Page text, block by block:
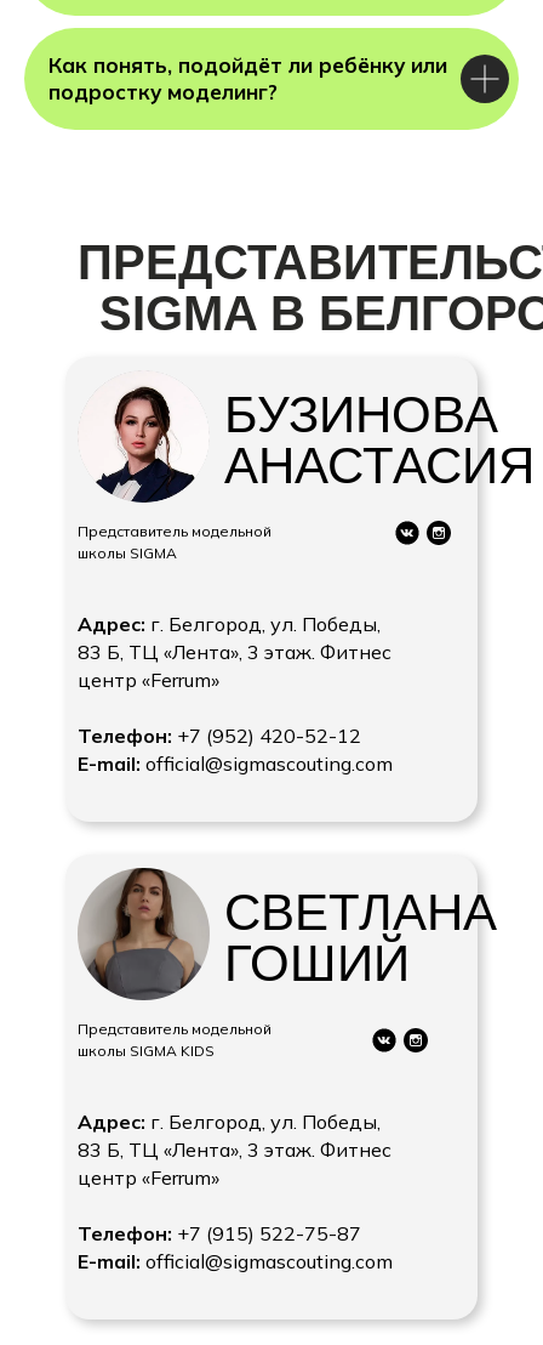
Как понять, подойдёт ли ребёнку или
подростку моделинг?
SIGMA В
БУЗИНОВА
АНАСТАСИЯ
Адрес: г. Белгород, ул. Победы,
83 Б, ТЦ «Лента», 3 этаж. Фитнес
центр «Ferrum»
Телефон: +7 (952) 420-52-12
E-mail: official@sigmascouting.com
Представитель модельной
школы SIGMA
СВЕТЛАНА
ГОШИЙ
Адрес: г. Белгород, ул. Победы,
83 Б, ТЦ «Лента», 3 этаж. Фитнес
центр «Ferrum»
Телефон: +7 (915) 522-75-87
E-mail: official@sigmascouting.com
Представитель модельной
школы SIGMA KIDS